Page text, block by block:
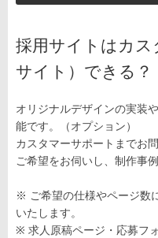
採用サイトはカ
サイト）できる？
オリジナルデザインの実装
能です。（オプション）
カスタマーサポートまでお
ご希望をお伺いし、制作事
※ ご希望の仕様やページ数
いたします。
※ 求人原稿ページ・応募フ